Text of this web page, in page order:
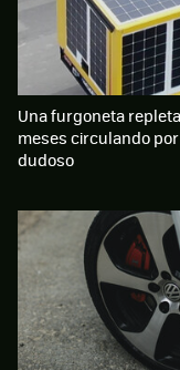
Una furgoneta
meses circulando
dudoso